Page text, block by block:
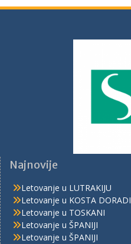
Najnovije
Letovanje u LUTRAKIJU
Letovanje u KOSTA DORADI
Letovanje u TOSKANI
Letovanje u ŠPANIJI
Letovanje u ŠPANIJI